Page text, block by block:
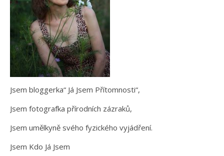
Jsem bloggerka“ Já Jsem Přítomnosti“,
Jsem fotografka přírodních zázraků,
Jsem umělkyně svého fyzického vyjádření.
Jsem Kdo Já Jsem